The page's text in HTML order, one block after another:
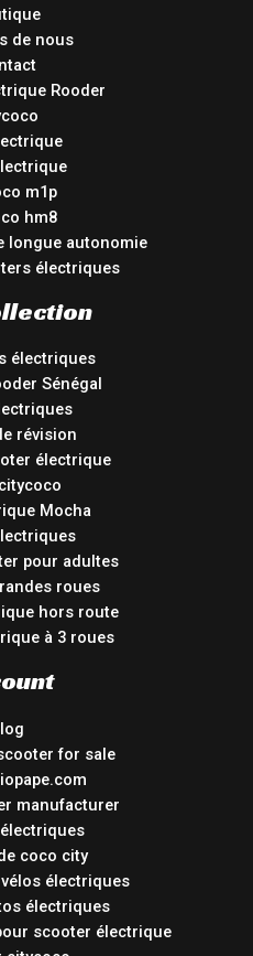
de nous
Rooder
m1p
hm8
longue autonomie
électriques
électriques
Sénégal
révision
électrique
Mocha
pour adultes
roues
hors route
à 3 roues
for sale
manufacturer
coco city
électriques
électriques
scooter électrique